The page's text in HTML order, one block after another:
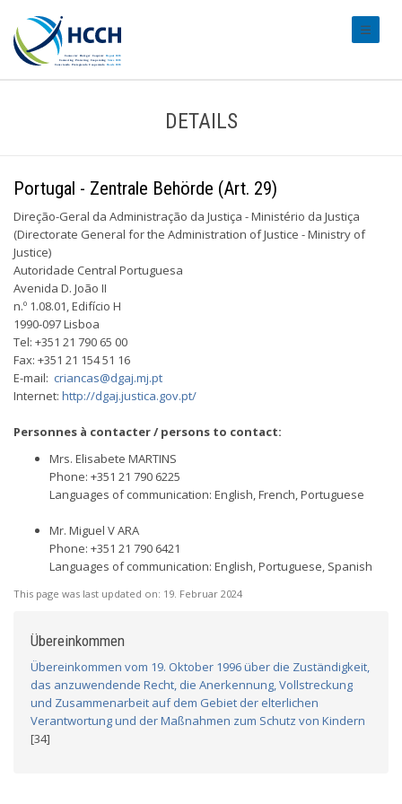
DETAILS
Portugal - Zentrale Behörde (Art. 29)
Direção-Geral da Administração da Justiça - Ministério da Justiça
(Directorate ­General for the Administration of Justice - Ministry of
Justice)
Autoridade Central Portuguesa
Avenida D. João II
n.º 1.08.01, Edifício H
1990-097 Lisboa
Tel: +351 21 790 65 00
Fax: +351 21 154 51 16
E-mail: criancas@dgaj.mj.pt
Internet: http://dgaj.justica.gov.pt/
Personnes à contacter / persons to contact:
Mrs. Elisabete MARTINS
Phone: +351 21 790 6225
Languages of communication: English, French, Portuguese
Mr. Miguel V ARA
Phone: +351 21 790 6421
Languages of communication: English, Portuguese, Spanish
This page was last updated on: 19. Februar 2024
Übereinkommen
Übereinkommen vom 19. Oktober 1996 über die Zuständigkeit,
das anzuwendende Recht, die Anerkennung, Vollstreckung
und Zusammenarbeit auf dem Gebiet der elterlichen
Verantwortung und der Maßnahmen zum Schutz von Kindern
[34]